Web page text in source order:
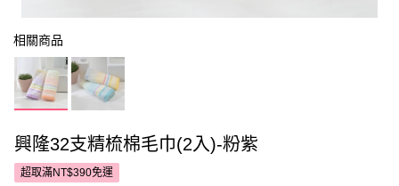
相關商品
興隆32支精梳棉毛巾(2入)-粉紫
超取滿NT$390免運